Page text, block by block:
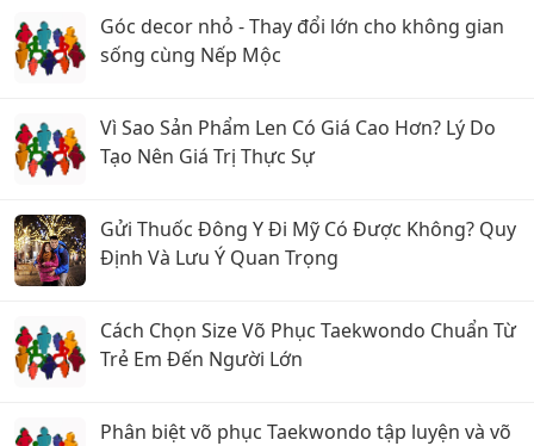
Góc decor nhỏ - Thay đổi lớn cho không gian
sống cùng Nếp Mộc
Vì Sao Sản Phẩm Len Có Giá Cao Hơn? Lý Do
Tạo Nên Giá Trị Thực Sự
Gửi Thuốc Đông Y Đi Mỹ Có Được Không? Quy
Định Và Lưu Ý Quan Trọng
Cách Chọn Size Võ Phục Taekwondo Chuẩn Từ
Trẻ Em Đến Người Lớn
Phân biệt võ phục Taekwondo tập luyện và võ